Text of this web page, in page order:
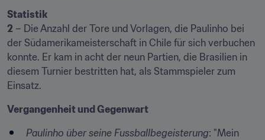
Statistik
2 – Die Anzahl der Tore und Vorlagen, die Paulinho bei
der Südamerikameisterschaft in Chile für sich verbuchen
konnte. Er kam in acht der neun Partien, die Brasilien in
diesem Turnier bestritten hat, als Stammspieler zum
Einsatz.
Vergangenheit und Gegenwart
Paulinho über seine Fussballbegeisterung: "Mein